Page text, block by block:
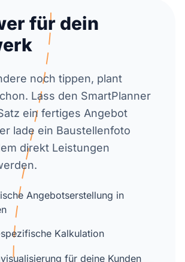
für dein
noch tippen, plant
Lass den SmartPlanner
ein fertiges Angebot
lade ein Baustellenfoto
direkt Leistungen
Angebotserstellung in
Kalkulation
für deine Kunden